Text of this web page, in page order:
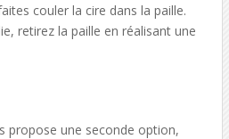
couler la cire dans la paille.
retirez la paille en réalisant une
propose une seconde option,